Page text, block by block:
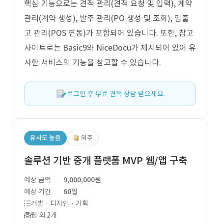
핵심 기능으로는 견적 관리(견적 요청 및 입력), 계약
관리(계약 생성), 발주 관리(PO 생성 및 조회), 입출
고 관리(POS 연동)가 포함되어 있습니다. 또한, 참고
사이트로는 Basic9와 NiceDocu가 제시되어 있어 유
사한 서비스의 기능을 참고할 수 있습니다.
로그인 후 무료 견적 상담 받으세요.
유사도 높음 외주
솔루션 기반 중개 플랫폼 MVP 웹/앱 구축
예상 금액
9,000,000원
예상 기간
60일
개발 · 디자인 · 기획
웹 외 2개